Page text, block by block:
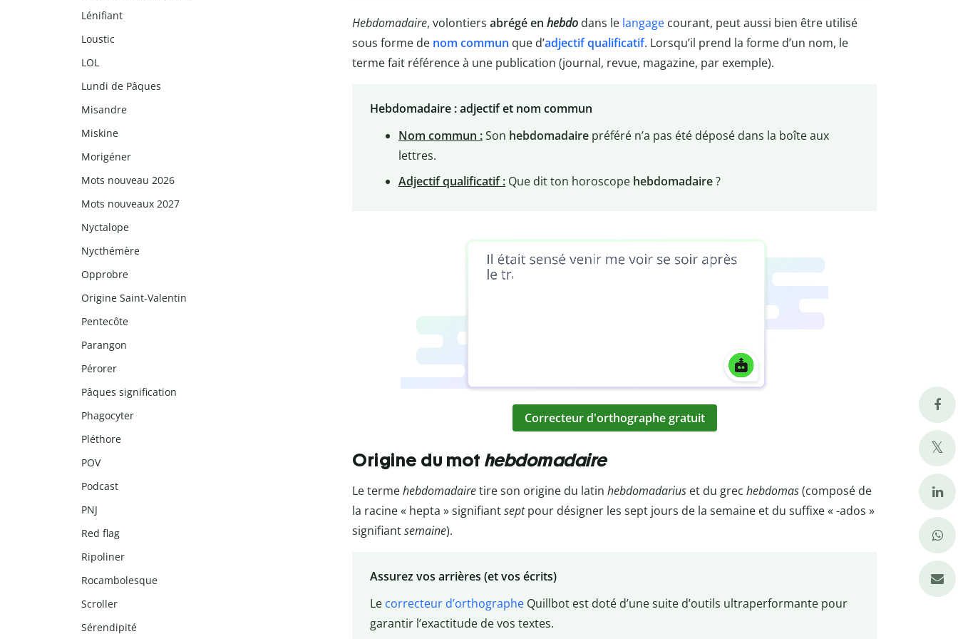
Hebdomadaire, volontiers abrégé en hebdo dans le langage courant, peut aussi bien être utilisé
sous forme de nom commun que d’adjectif qualificatif. Lorsqu’il prend la forme d’un nom, le
terme fait référence à une publication (journal, revue, magazine, par exemple).
Hebdomadaire : adjectif et nom commun
Nom commun :Son hebdomadairepréféré n’a pas été déposé dans la boîte aux
lettres.
Adjectif qualificatif :Que dit ton horoscope hebdomadaire?
Correcteur d'orthographe gratuit
Origine du mot hebdomadaire
Le termehebdomadairetire son origine du latin hebdomadarius et du grec hebdomas(composé de
la racine « hepta » signifiantseptpour désigner les sept jours de la semaine et du suffixe « -ados »
signifiantsemaine).
Assurez vos arrières (et vos écrits)
Le correcteur d’orthographeQuillbot est doté d’une suite d’outils ultraperformante pour
garantir l’exactitude de vos textes.
Lénifiant
Loustic
LOL
Lundi de Pâques
Misandre
Miskine
Morigéner
Mots nouveau 2026
Mots nouveaux 2027
Nyctalope
Nycthémère
Opprobre
Origine Saint-Valentin
Pentecôte
Parangon
Pérorer
Pâques signification
Phagocyter
Pléthore
POV
Podcast
PNJ
Red flag
Ripoliner
Rocambolesque
Scroller
Sérendipité